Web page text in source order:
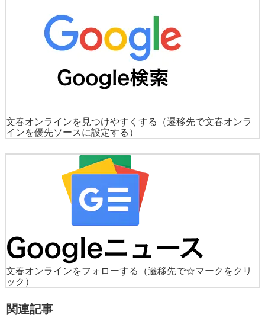
文春オンラインを見つけやすくする
（遷移先で文春オンラ
インを優先ソースに設定する）
文春オンラインをフォローする
（遷移先で☆マークをクリ
ック）
関連記事